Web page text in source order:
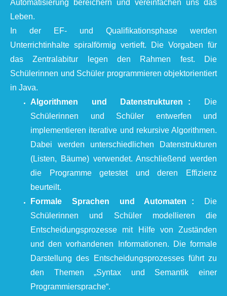
Automatisierung bereichern und vereinfachen uns das
Leben.
In der EF- und Qualifikationsphase werden
Unterrichtinhalte spiralförmig vertieft. Die Vorgaben für
das Zentralabitur legen den Rahmen fest. Die
Schülerinnen und Schüler programmieren objektorientiert
in Java.
Algorithmen und Datenstrukturen : Die
Schülerinnen und Schüler entwerfen und
implementieren iterative und rekursive Algorithmen.
Dabei werden unterschiedlichen Datenstrukturen
(Listen, Bäume) verwendet. Anschließend werden
die Programme getestet und deren Effizienz
beurteilt.
Formale Sprachen und Automaten : Die
Schülerinnen und Schüler modellieren die
Entscheidungsprozesse mit Hilfe von Zuständen
und den vorhandenen Informationen. Die formale
Darstellung des Entscheidungsprozesses führt zu
den Themen „Syntax und Semantik einer
Programmiersprache“.